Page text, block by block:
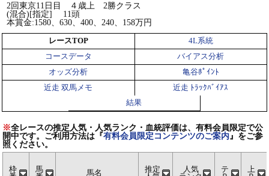
2回東京11日目 ４歳上 2勝クラス
(混合)[指定] 11頭
本賞金:1580、630、400、240、158万円
レースTOP
4L系統
コースデータ
バイアス分析
オッズ分析
亀谷ﾎﾟｲﾝﾄ
近走 双馬メモ
近走 ﾄﾗｯｸﾊﾞｲｱｽ
結果
※全レースの推定人気・人気ランク・血統評価は、有料会員限定で公
開中です。ご利用方法は『有料会員限定コンテンツのご案内 』をご参
照ください。
枠
馬
馬名
推定
人気
テ
上